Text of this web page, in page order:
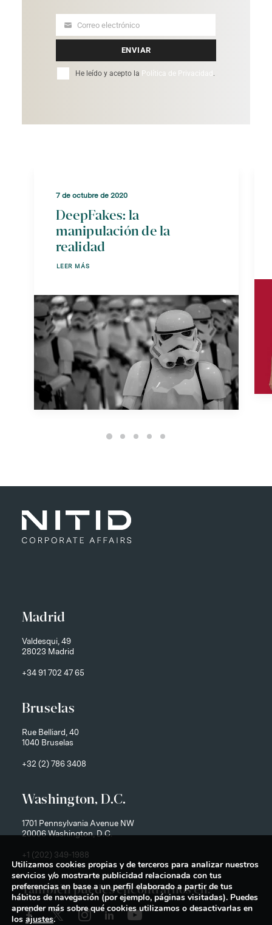
Your
Correo electrónico
ENVIAR
He leído y acepto la Política de Privacidad .
7 de octubre de 2020
DeepFakes: la
manipulación de la
realidad
LEER MÁS
Madrid
Valdesqui, 49
28023 Madrid
+34 91 702 47 65
Bruselas
Rue Belliard, 40
1040 Bruselas
+32 (2) 786 3408
Washington, D.C.
1701 Pennsylvania Avenue NW
20006 Washington, D.C.
+1 (202) 349-1988
También puedes encontrarnos en:
Utilizamos cookies propias y de terceros para analizar nuestros
servicios y/o mostrarte publicidad relacionada con tus
preferencias en base a un perfil elaborado a partir de tus
hábitos de navegación (por ejemplo, páginas visitadas). Puedes
aprender más sobre qué cookies utilizamos o desactivarlas en
los ajustes.